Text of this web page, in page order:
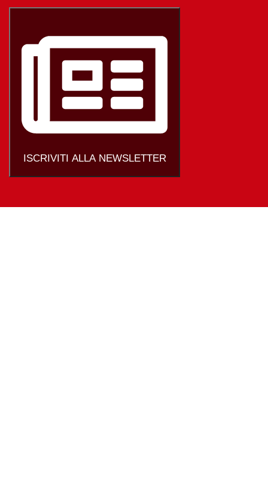
ISCRIVITI ALLA NEWSLETTER